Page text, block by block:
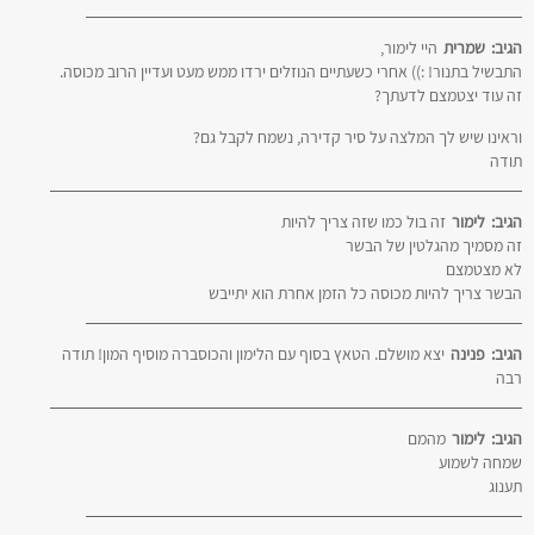
שמרית הגיב:
היי לימור,
התבשיל בתנור! :)) אחרי כשעתיים הנוזלים ירדו ממש מעט ועדיין הרוב מכוסה.
זה עוד יצטמצם לדעתך?
וראינו שיש לך המלצה על סיר קדירה, נשמח לקבל גם?
תודה
לימור הגיב:
זה בול כמו שזה צריך להיות
זה מסמיך מהגלטין של הבשר
לא מצטמצם
הבשר צריך להיות מכוסה כל הזמן אחרת הוא יתייבש
פנינה הגיב:
יצא מושלם. הטאץ בסוף עם הלימון והכוסברה מוסיף המון! תודה
רבה
לימור הגיב:
מהמם
שמחה לשמוע
תענוג